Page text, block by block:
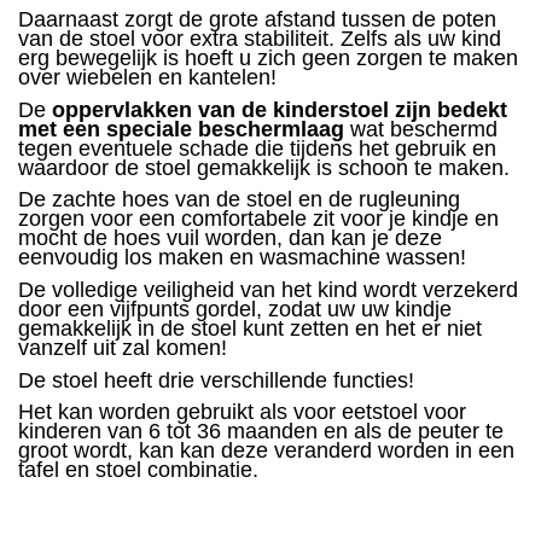
Daarnaast zorgt de grote afstand tussen de poten
van de stoel voor extra stabiliteit. Zelfs als uw kind
erg bewegelijk is hoeft u zich geen zorgen te maken
over wiebelen en kantelen!
De oppervlakken van de kinderstoel zijn bedekt
met een speciale beschermlaag wat beschermd
tegen eventuele schade die tijdens het gebruik en
waardoor de stoel gemakkelijk is schoon te maken.
De zachte hoes van de stoel en de rugleuning
zorgen voor een comfortabele zit voor je kindje en
mocht de hoes vuil worden, dan kan je deze
eenvoudig los maken en wasmachine wassen!
De volledige veiligheid van het kind wordt verzekerd
door een vijfpunts gordel, zodat uw uw kindje
gemakkelijk in de stoel kunt zetten en het er niet
vanzelf uit zal komen!
De stoel heeft drie verschillende functies!
Het kan worden gebruikt als voor eetstoel voor
kinderen van 6 tot 36 maanden en als de peuter te
groot wordt, kan kan deze veranderd worden in een
tafel en stoel combinatie.